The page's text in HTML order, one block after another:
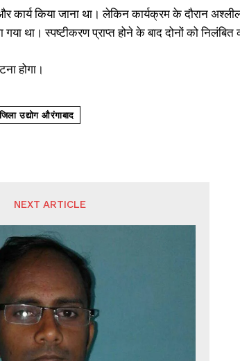
और कार्य किया जाना था। लेकिन कार्यक्रम के दौरान
गया था। स्पष्टीकरण प्राप्त होने के बाद दोनों को निलंबित
होगा।
उद्योग औरंगाबाद
NEXT ARTICLE